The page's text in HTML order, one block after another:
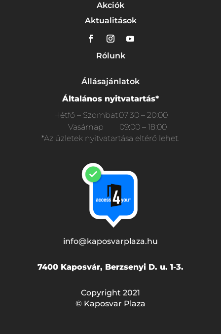
Akciók
Aktualitások
Rólunk
Állásajánlatok
Általános nyitvatartás*
Hétfő – Szombat07:30 – 20:00
Vasárnap
09:00 – 18:00
*Az üzletek nyitvatartása eltérő lehet.
info@kaposvarplaza.hu
7400 Kaposvár, Berzsenyi D. u. 1-3.
Copyright 2021
© Kaposvar Plaza